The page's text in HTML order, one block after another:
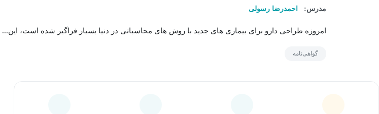
مدرس: احمدرضا رسولی
امروزه طراحی دارو برای بیماری های جدید با روش های محاسباتی در دنیا بسیار فراگیر شده است، این...
گواهی‌نامه